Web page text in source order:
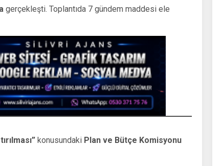
gerçekleşti. Toplantıda 7 gündem maddesi ele
konusundaki Plan ve Bütçe Komisyonu